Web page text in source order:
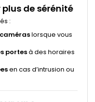
de sérénité
:
lorsque vous
portesà des horaires
en cas d’intrusion ou